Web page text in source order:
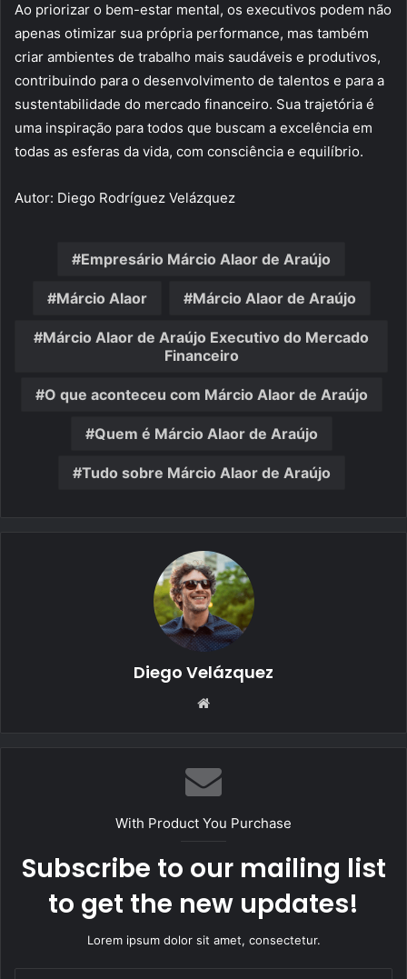
Ao priorizar o bem-estar mental, os executivos podem não
apenas otimizar sua própria performance, mas também
criar ambientes de trabalho mais saudáveis e produtivos,
contribuindo para o desenvolvimento de talentos e para a
sustentabilidade do mercado financeiro. Sua trajetória é
uma inspiração para todos que buscam a excelência em
todas as esferas da vida, com consciência e equilíbrio.
Autor: Diego Rodríguez Velázquez
Empresário Márcio Alaor de Araújo
Márcio Alaor Márcio Alaor de Araújo
Márcio Alaor de Araújo Executivo do Mercado
Financeiro
O que aconteceu com Márcio Alaor de Araújo
Quem é Márcio Alaor de Araújo
Tudo sobre Márcio Alaor de Araújo
Diego Velázquez
Website
With Product You Purchase
Subscribe to our mailing list
to get the new updates!
Lorem ipsum dolor sit amet, consectetur.